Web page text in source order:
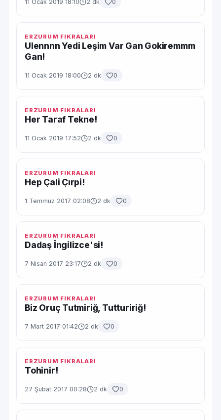
11 Ocak 2019 18:10 2 dk 0
ERZURUM FIKRALARI
Ulennnn Yedi Leşim Var Gan Gokiremmm
Gan!
11 Ocak 2019 18:00 2 dk 0
ERZURUM FIKRALARI
Her Taraf Tekne!
11 Ocak 2019 17:52 2 dk 0
ERZURUM FIKRALARI
Hep Çali Çırpi!
1 Temmuz 2017 02:08 2 dk 0
ERZURUM FIKRALARI
Dadaş İngilizce'si!
7 Nisan 2017 23:17 2 dk 0
ERZURUM FIKRALARI
Biz Oruç Tutmiriğ, Tuttuririğ!
7 Mart 2017 01:42 2 dk 0
ERZURUM FIKRALARI
Tohinir!
27 Şubat 2017 00:28 2 dk 0